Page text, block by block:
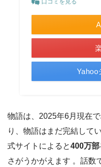
口コミを見る
Yahoo
物語は、2025年6月現在で
り、物語はまだ完結して
式サイトによると400万
さがうかがえます 。話数